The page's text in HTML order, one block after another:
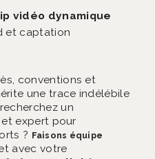
vidéo dynamique
et captation
conventions et
une trace indélébile
un
expert pour
? Faisons équipe
avec votre